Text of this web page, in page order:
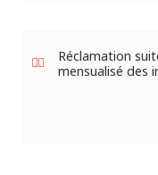
Réclamation
mensualisé des